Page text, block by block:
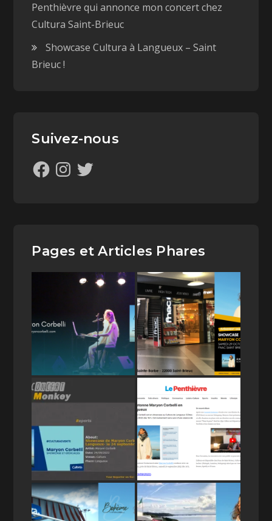
Penthièvre qui annonce mon concert chez
Cultura Saint-Brieuc
Showcase Cultura à Langueux – Saint
Brieuc !
Suivez-nous
Pages et Articles Phares